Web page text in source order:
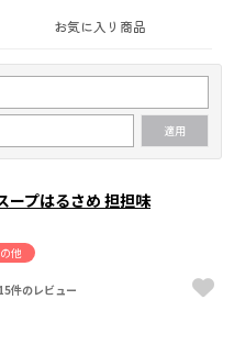
お気に入り商品
ープはるさめ 担担味
他
件のレビュー